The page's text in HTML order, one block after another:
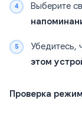
Выберите
Убедитесь,
этом
Проверка